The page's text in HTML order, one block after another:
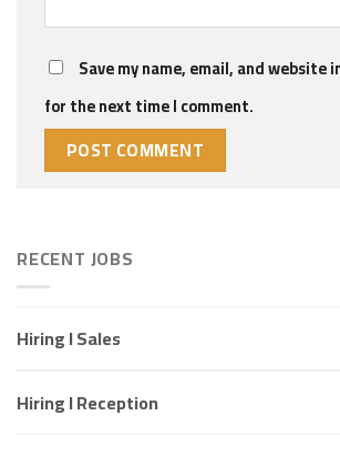
Save my name, email, and website
for the next time I comment.
RECENT JOBS
Hiring I Sales
Hiring I Reception